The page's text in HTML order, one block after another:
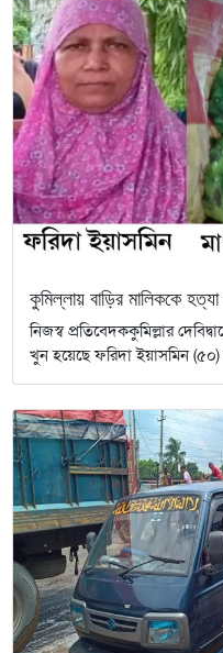
কুমিল্লায় বাড়ির মালিককে
নিজস্ব প্রতিবেদককুমিল্লার
খুন হয়েছে ফরিদা ইয়াসমিন